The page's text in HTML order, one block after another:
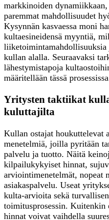
markkinoiden
paremmat mahdollisuudet
Kysynnän kasvaessa moni
kultaesineidensä myyntiä,
kullan alalla. Seuraavaksi
lähestymistapoja
määritellään tässä
Yritysten taktiikat
kuluttajilta
Kullan ostajat houkuttelevat
menetelmiä, joilla pyritään
palvelu ja tuotto. Näitä
kilpailukykyiset hinnat,
arviointimenetelmät, nopeat
asiakaspalvelu. Useat
kulta-arvioita sekä
toimitusprosessin. Kuitenkin
hinnat voivat vaihdella